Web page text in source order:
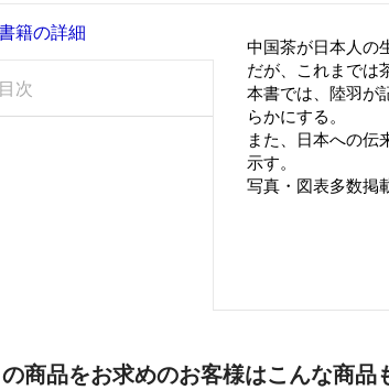
籍の詳細
目次
中国茶が日本人の
だが、これまでは
本書では、陸羽が
らかにする。
また、日本への伝
示す。
写真・図表多数掲
商品をお求めのお客様はこんな商品